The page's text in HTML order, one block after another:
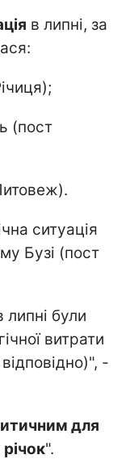
в липні, за
(пост
ситуація
Бузі (пост
були
витрати
-
для
".